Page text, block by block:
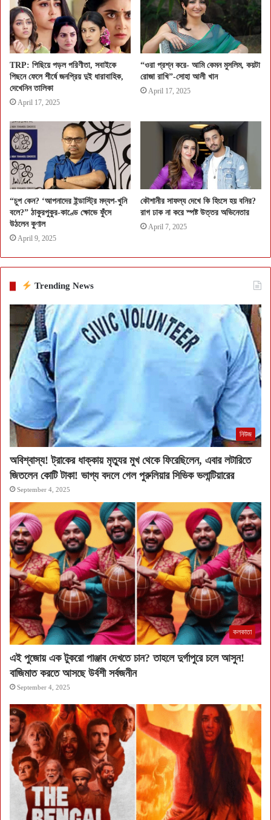
TRP: পিছিয়ে পড়ল পরিণীতা, সবাইকে
পিছনে ফেলে শীর্ষে জনপ্রিয় দুই ধারাবাহিক,
দেখেনিন তালিকা
April 17, 2025
“ওরা প্রশ্ন করে- আমি কেমন মুসলিম, কয়টা
রোজা রাখি”-সোহা আলী খান
April 17, 2025
“চুপ কেন? ‘আপনাদের ইন্ডাস্ট্রি মদ্যপ-খুনি
বলে?” ঠাকুরপুকুর-কাণ্ডে ক্ষোভে ফুঁসে
উঠলেন কুণাল
April 9, 2025
কৌশানীর সাফল্য দেখে কি হিংসে হয় বনির?
রাগ ঢাক না করে স্পষ্ট উত্তর অভিনেতার
April 7, 2025
Trending News
নিউজ
অবিশ্বাস্য! ট্রাকের ধাক্কায় মৃত্যুর মুখ থেকে ফিরেছিলেন, এবার লটারিতে
জিতলেন কোটি টাকা! ভাগ্য বদলে গেল পুরুলিয়ার সিভিক ভলান্টিয়ারের
September 4, 2025
কলকাতা
এই পুজোয় এক টুকরো পাঞ্জাব দেখতে চান? তাহলে দুর্গাপুরে চলে আসুন!
বাজিমাত করতে আসছে উর্বশী সর্বজনীন
September 4, 2025